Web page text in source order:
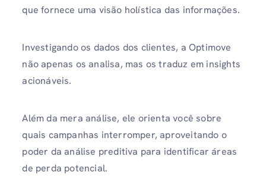
que fornece uma visão holística das informações.
Investigando os dados dos clientes, a Optimove
não apenas os analisa, mas os traduz em insights
acionáveis.
Além da mera análise, ele orienta você sobre
quais campanhas interromper, aproveitando o
poder da análise preditiva para identificar áreas
de perda potencial.